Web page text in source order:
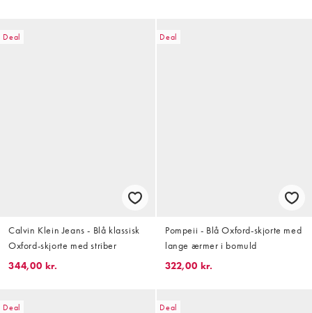
Deal
Calvin Klein Jeans - Blå klassisk
Oxford-skjorte med striber
344,00 kr.
Deal
Pompeii - Blå Oxford-skjorte med
lange ærmer i bomuld
322,00 kr.
Deal Deal